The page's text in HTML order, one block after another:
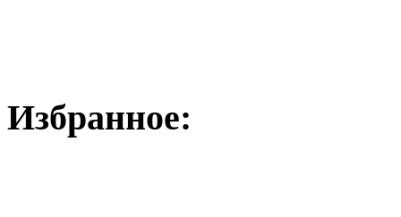
Избранное: